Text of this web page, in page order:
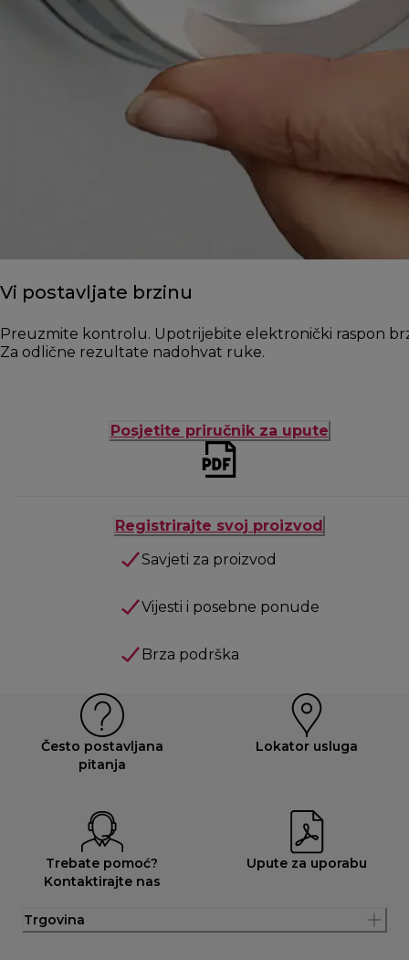
Vi postavljate brzinu
Preuzmite kontrolu. Upotrijebite elektronički raspon
Za odlične rezultate nadohvat ruke.
Posjetite priručnik za upute
Registrirajte svoj proizvod
Savjeti za proizvod
Vijesti i posebne ponude
Brza podrška
Često postavljana
pitanja
Lokator usluga
Trebate pomoć?
Kontaktirajte nas
Upute za uporabu
Trgovina